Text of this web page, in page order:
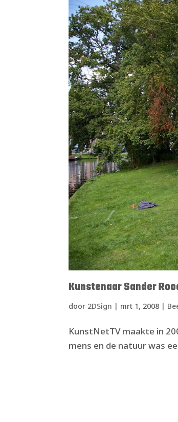
Kunstenaar Sander
door 2DSign | mrt 1, 2008 |
KunstNetTV maakte in
mens en de natuur was